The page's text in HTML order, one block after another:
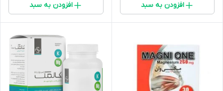
افزودن به سبد افزودن به سبد